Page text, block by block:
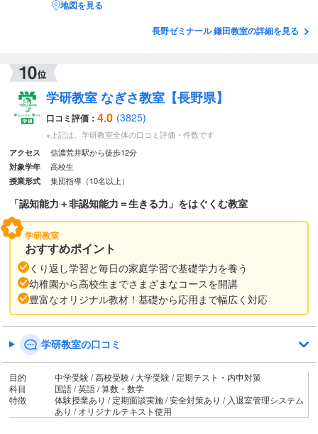
地図を見る
長野ゼミナール 鎌田教室の詳細を見る
学研教室 なぎさ教室【長野県】
口コミ評価： 4.0 (3825)
※上記は、学研教室全体の口コミ評価・件数です
アクセス 信濃荒井駅から徒歩12分
対象学年 高校生
授業形式 集団指導（10名以上）
「認知能力＋非認知能力＝生きる力」をはぐくむ教室
学研教室
おすすめポイント
くり返し学習と毎日の家庭学習で基礎学力を養う
幼稚園から高校生までさまざまなコースを開講
豊富なオリジナル教材！基礎から応用まで幅広く対応
学研教室の口コミ
目的
中学受験 / 高校受験 / 大学受験 / 定期テスト・内申対策
科目
国語 / 英語 / 算数・数学
特徴
体験授業あり / 定期面談実施 / 安全対策あり / 入退室管理システム
あり / オリジナルテキスト使用